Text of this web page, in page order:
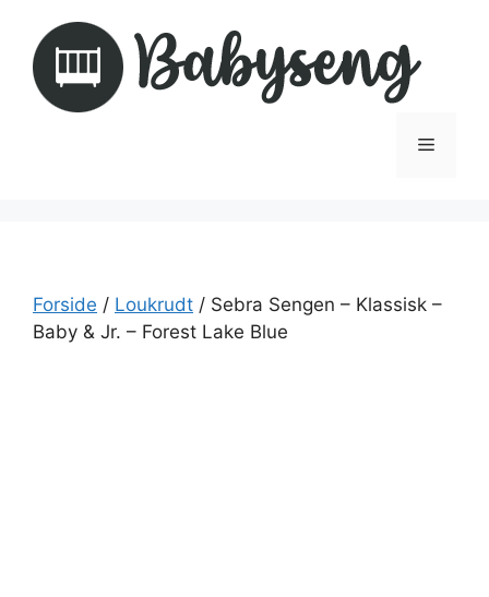
indhold
Menu
Forside / Loukrudt / Sebra Sengen – Klassisk –
Baby & Jr. – Forest Lake Blue